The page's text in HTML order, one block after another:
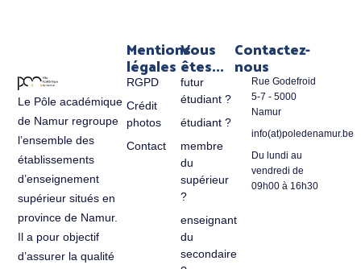
Le Pôle académique
de Namur regroupe
l’ensemble des
établissements
d’enseignement
supérieur situés en
province de Namur.
Il a pour objectif
d’assurer la qualité
Vous
êtes...
futur
étudiant ?
étudiant ?
membre
du
supérieur
?
enseignant
du
secondaire
Mentions
légales
RGPD
Crédit
photos
Contact
Contactez-
nous
Rue Godefroid
5-7 - 5000
Namur
info(at)poledenamur.be
Du lundi au
vendredi de
09h00 à 16h30